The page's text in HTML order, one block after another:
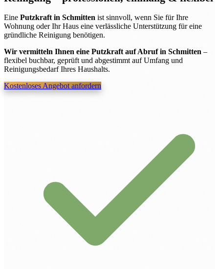
Eine Putzkraft in Schmitten ist sinnvoll, wenn Sie für Ihre
Wohnung oder Ihr Haus eine verlässliche Unterstützung für eine
gründliche Reinigung benötigen.
Wir vermitteln Ihnen eine Putzkraft auf Abruf in Schmitten –
flexibel buchbar, geprüft und abgestimmt auf Umfang und
Reinigungsbedarf Ihres Haushalts.
Kostenloses Angebot anfordern